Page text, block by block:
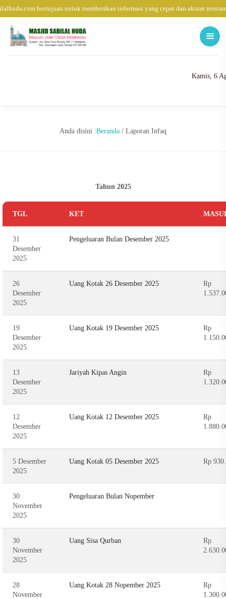
bertujuan untuk memberikan informasi yang cepat dan akurat
Kamis, 6
Anda disini :Beranda / Laporan Infaq
Tahun 2025
TGL KET
31
Desember
2025
Pengeluaran Bulan Desember 2025
26
Desember
2025
Uang Kotak 26 Desember 2025
Rp
19
Desember
2025
Uang Kotak 19 Desember 2025
Rp
13
Desember
2025
Jariyah Kipas Angin
Rp
12
Desember
2025
Uang Kotak 12 Desember 2025
Rp
5 Desember
2025
Uang Kotak 05 Desember 2025 Rp
30
November
2025
Pengeluaran Bulan Nopember
30
November
2025
Uang Sisa Qurban
Rp
28
November
Uang Kotak 28 Nopember 2025
Rp